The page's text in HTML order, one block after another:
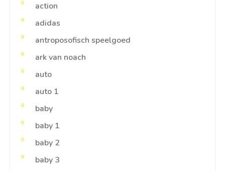
action
adidas
antroposofisch speelgoed
ark van noach
auto
auto 1
baby
baby 1
baby 2
baby 3